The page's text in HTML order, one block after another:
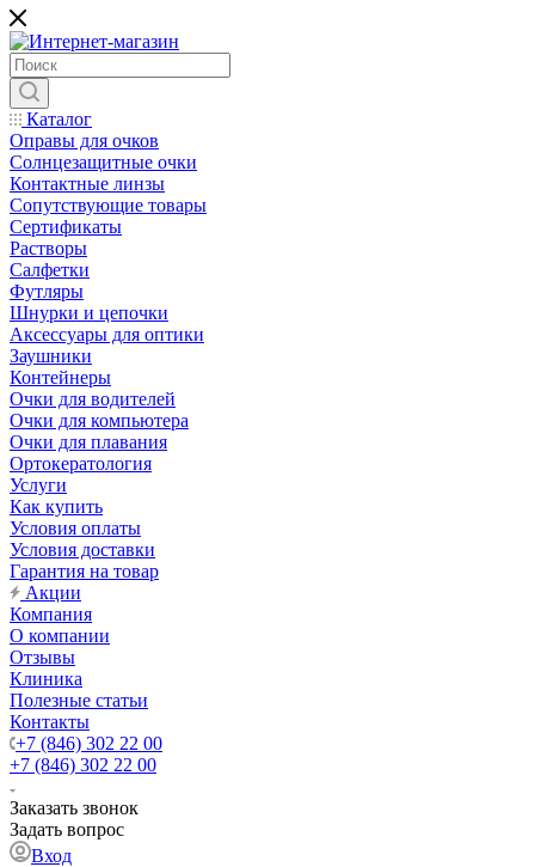
Каталог
Оправы для очков
Солнцезащитные очки
Контактные линзы
Сопутствующие товары
Сертификаты
Растворы
Салфетки
Футляры
Шнурки и цепочки
Аксессуары для оптики
Заушники
Контейнеры
Очки для водителей
Очки для компьютера
Очки для плавания
Ортокератология
Услуги
Как купить
Условия оплаты
Условия доставки
Гарантия на товар
Акции
Компания
О компании
Отзывы
Клиника
Полезные статьи
Контакты
+7 (846) 302 22 00
+7 (846) 302 22 00
Заказать звонок
Задать вопрос
Вход